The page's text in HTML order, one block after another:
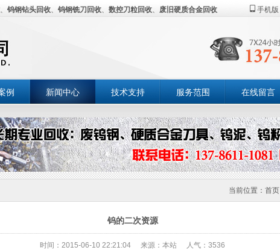
、 钨钢钻头回收、 钨钢铣刀回收、 数控刀粒回收、 废旧硬质合金回收 手机版
例 新闻中心 技术支持 服务范围 在线留言
当前位置： 首页
钨的二次资源
时间：2015-06-10 22:21:04 来源：本站 人气：3536